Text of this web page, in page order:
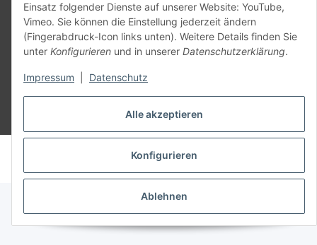
Alle akzeptieren
Konfigurieren
Ablehnen
Einsatz folgender Dienste auf unserer Website: YouTube,
Vimeo. Sie können die Einstellung jederzeit ändern
(Fingerabdruck-Icon links unten). Weitere Details finden Sie
unter Konfigurieren und in unserer Datenschutzerklärung.
Impressum Datenschutz
Vertrag widerrufen
* Alle Preise inkl. gesetzlicher USt., zzgl.Versand
© voltmaster.de
Powered by